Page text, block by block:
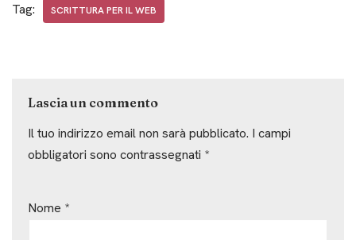
Tag: SCRITTURA PER IL WEB
Lascia un commento
Il tuo indirizzo email non sarà pubblicato. I campi
obbligatori sono contrassegnati *
Nome *